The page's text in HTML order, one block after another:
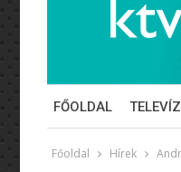
FŐOLDAL
Főoldal Hírek